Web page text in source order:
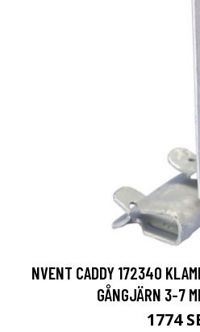
NVENT CADDY 172340
GÅNGJÄRN 3-7
1774